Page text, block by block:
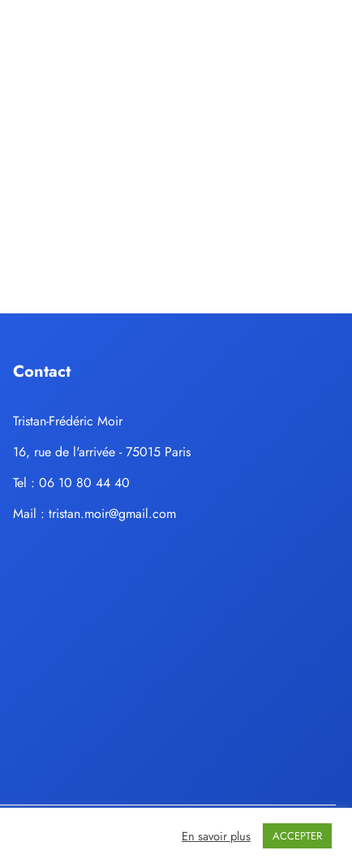
Contact
Tristan-Frédéric Moir
16, rue de l'arrivée - 75015 Paris
Tel : 06 10 80 44 40
Mail :tristan.moir@gmail.com
En savoir plus ACCEPTER